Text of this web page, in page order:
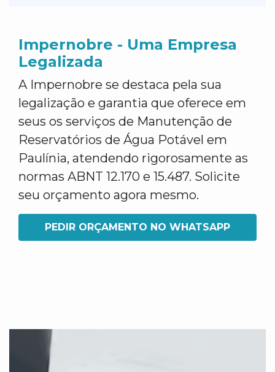
Impernobre - Uma Empresa
Legalizada
A Impernobre se destaca pela sua
legalização e garantia que oferece em
seus os serviços de Manutenção de
Reservatórios de Água Potável em
Paulínia, atendendo rigorosamente as
normas ABNT 12.170 e 15.487. Solicite
seu orçamento agora mesmo.
PEDIR ORÇAMENTO NO WHATSAPP